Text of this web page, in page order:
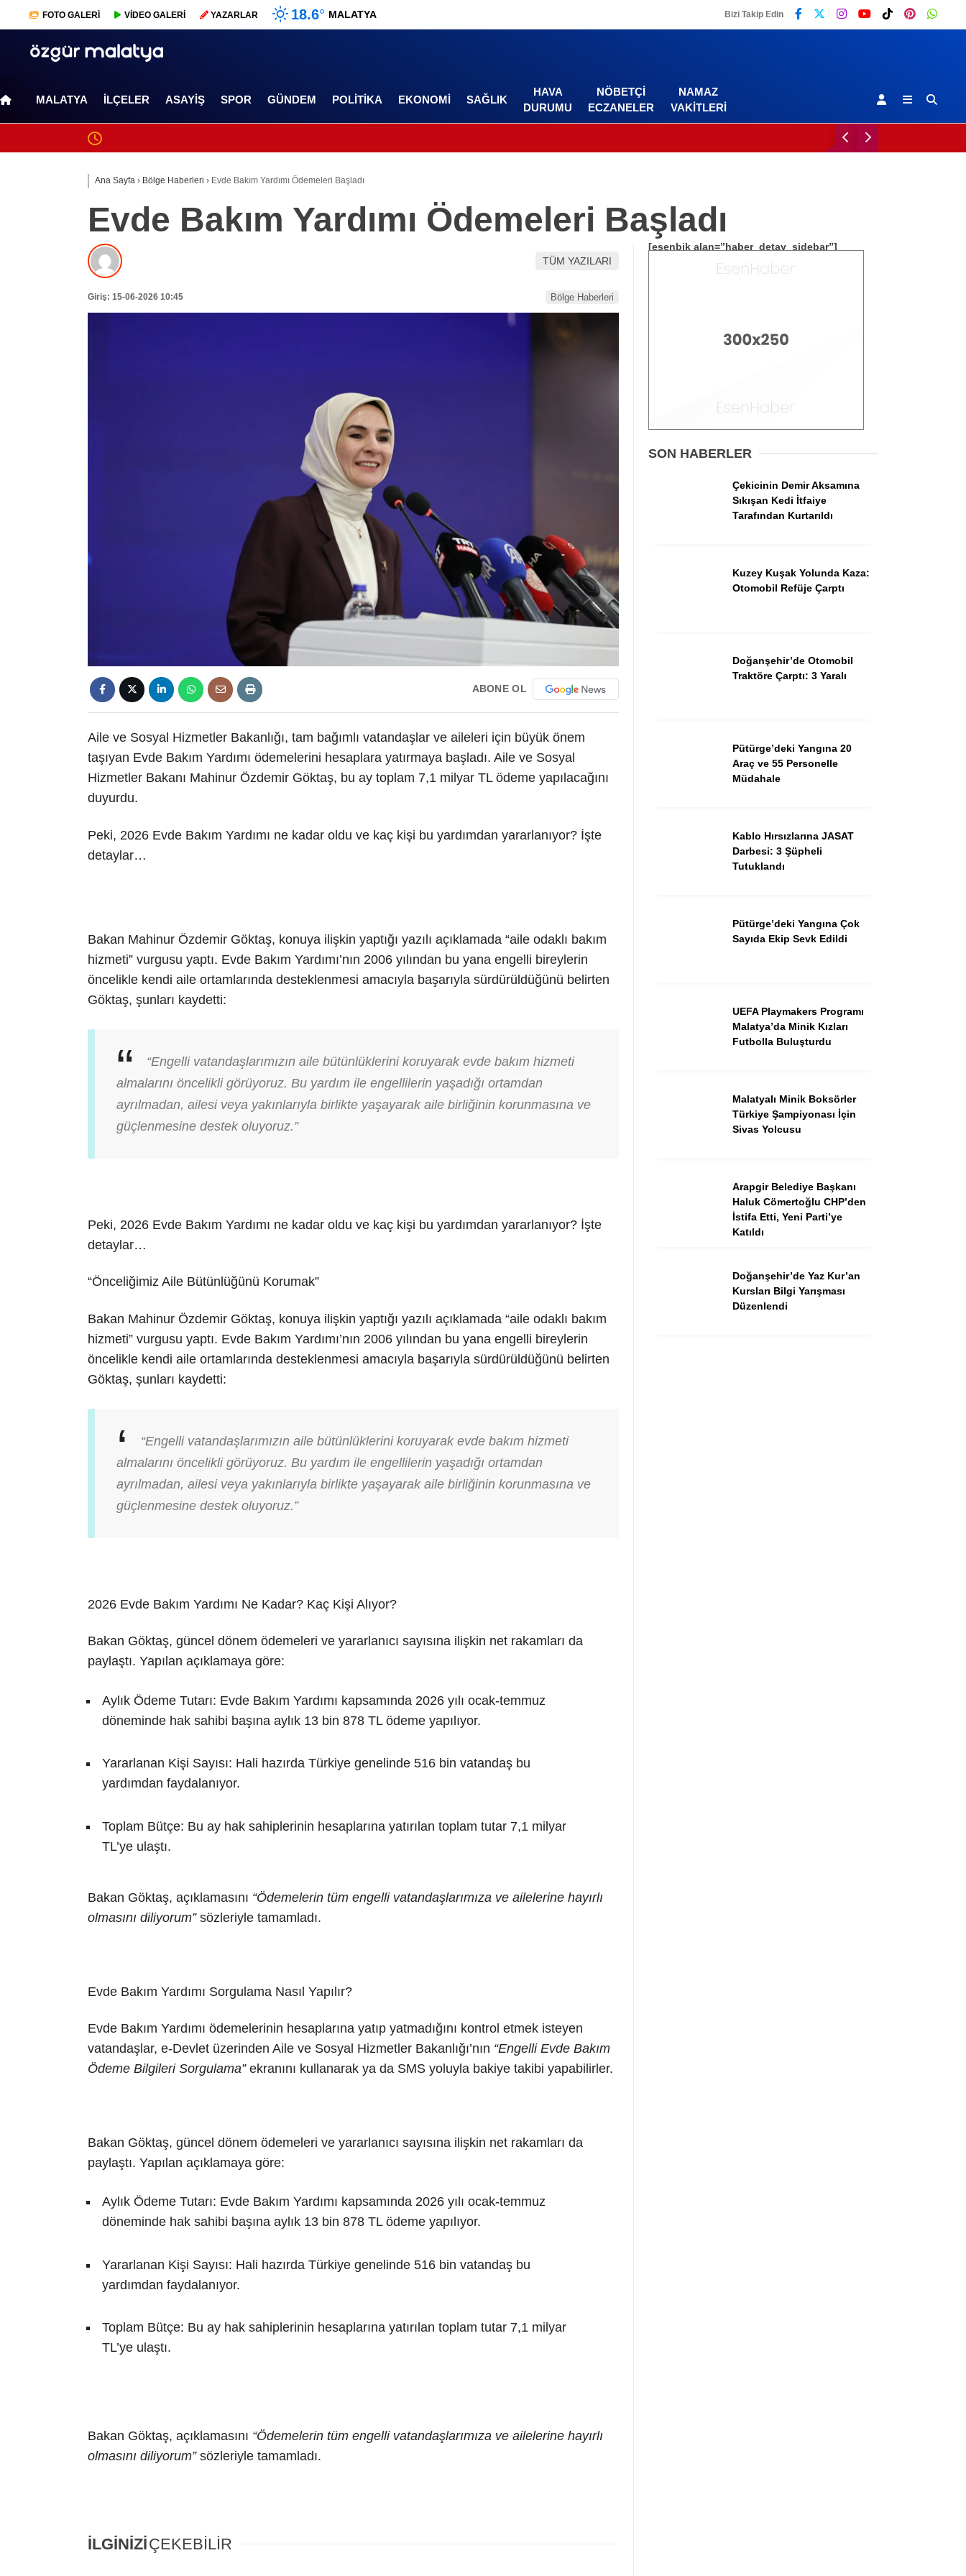
Sağlık
Pinterest
FOTO GALERİ VİDEO GALERİ YAZARLAR 18.6° MALATYA Bizi Takip Edin
MALATYA İLÇELER ASAYIŞ SPOR GÜNDEM POLITIKA EKONOMI SAĞLIK
HAVA
DURUMU
NÖBETÇI
ECZANELER
NAMAZ
VAKITLERI
Ana Sayfa › Bölge Haberleri › Evde Bakım Yardımı Ödemeleri Başladı
Evde Bakım Yardımı Ödemeleri Başladı
TÜM YAZILARI
Giriş: 15-06-2026 10:45 Bölge Haberleri
ABONE OL
Aile ve Sosyal Hizmetler Bakanlığı, tam bağımlı vatandaşlar ve aileleri için büyük önem
taşıyan Evde Bakım Yardımı ödemelerini hesaplara yatırmaya başladı. Aile ve Sosyal
Hizmetler Bakanı Mahinur Özdemir Göktaş, bu ay toplam 7,1 milyar TL ödeme yapılacağını
duyurdu.
Peki, 2026 Evde Bakım Yardımı ne kadar oldu ve kaç kişi bu yardımdan yararlanıyor? İşte
detaylar…
Bakan Mahinur Özdemir Göktaş, konuya ilişkin yaptığı yazılı açıklamada “aile odaklı bakım
hizmeti” vurgusu yaptı. Evde Bakım Yardımı’nın 2006 yılından bu yana engelli bireylerin
öncelikle kendi aile ortamlarında desteklenmesi amacıyla başarıyla sürdürüldüğünü belirten
Göktaş, şunları kaydetti:
“Engelli vatandaşlarımızın aile bütünlüklerini koruyarak evde bakım hizmeti
almalarını öncelikli görüyoruz. Bu yardım ile engellilerin yaşadığı ortamdan
ayrılmadan, ailesi veya yakınlarıyla birlikte yaşayarak aile birliğinin korunmasına ve
güçlenmesine destek oluyoruz.”
Peki, 2026 Evde Bakım Yardımı ne kadar oldu ve kaç kişi bu yardımdan yararlanıyor? İşte
detaylar…
“Önceliğimiz Aile Bütünlüğünü Korumak”
Bakan Mahinur Özdemir Göktaş, konuya ilişkin yaptığı yazılı açıklamada “aile odaklı bakım
hizmeti” vurgusu yaptı. Evde Bakım Yardımı’nın 2006 yılından bu yana engelli bireylerin
öncelikle kendi aile ortamlarında desteklenmesi amacıyla başarıyla sürdürüldüğünü belirten
Göktaş, şunları kaydetti:
“Engelli vatandaşlarımızın aile bütünlüklerini koruyarak evde bakım hizmeti
almalarını öncelikli görüyoruz. Bu yardım ile engellilerin yaşadığı ortamdan
ayrılmadan, ailesi veya yakınlarıyla birlikte yaşayarak aile birliğinin korunmasına ve
güçlenmesine destek oluyoruz.”
2026 Evde Bakım Yardımı Ne Kadar? Kaç Kişi Alıyor?
Bakan Göktaş, güncel dönem ödemeleri ve yararlanıcı sayısına ilişkin net rakamları da
paylaştı. Yapılan açıklamaya göre:
Aylık Ödeme Tutarı: Evde Bakım Yardımı kapsamında 2026 yılı ocak-temmuz
döneminde hak sahibi başına aylık 13 bin 878 TL ödeme yapılıyor.
Yararlanan Kişi Sayısı: Hali hazırda Türkiye genelinde 516 bin vatandaş bu
yardımdan faydalanıyor.
Toplam Bütçe: Bu ay hak sahiplerinin hesaplarına yatırılan toplam tutar 7,1 milyar
TL’ye ulaştı.
Bakan Göktaş, açıklamasını “Ödemelerin tüm engelli vatandaşlarımıza ve ailelerine hayırlı
olmasını diliyorum”sözleriyle tamamladı.
Evde Bakım Yardımı Sorgulama Nasıl Yapılır?
Evde Bakım Yardımı ödemelerinin hesaplarına yatıp yatmadığını kontrol etmek isteyen
vatandaşlar, e-Devlet üzerinden Aile ve Sosyal Hizmetler Bakanlığı’nın “Engelli Evde Bakım
Ödeme Bilgileri Sorgulama”ekranını kullanarak ya da SMS yoluyla bakiye takibi yapabilirler.
Bakan Göktaş, güncel dönem ödemeleri ve yararlanıcı sayısına ilişkin net rakamları da
paylaştı. Yapılan açıklamaya göre:
Aylık Ödeme Tutarı: Evde Bakım Yardımı kapsamında 2026 yılı ocak-temmuz
döneminde hak sahibi başına aylık 13 bin 878 TL ödeme yapılıyor.
Yararlanan Kişi Sayısı: Hali hazırda Türkiye genelinde 516 bin vatandaş bu
yardımdan faydalanıyor.
Toplam Bütçe: Bu ay hak sahiplerinin hesaplarına yatırılan toplam tutar 7,1 milyar
TL’ye ulaştı.
Bakan Göktaş, açıklamasını “Ödemelerin tüm engelli vatandaşlarımıza ve ailelerine hayırlı
olmasını diliyorum”sözleriyle tamamladı.
İLGİNİZİÇEKEBİLİR
[esenbik alan=”haber_detay_sidebar”]
SON HABERLER
Çekicinin Demir Aksamına
Sıkışan Kedi İtfaiye
Tarafından Kurtarıldı
Kuzey Kuşak Yolunda Kaza:
Otomobil Refüje Çarptı
Doğanşehir’de Otomobil
Traktöre Çarptı: 3 Yaralı
Pütürge’deki Yangına 20
Araç ve 55 Personelle
Müdahale
Kablo Hırsızlarına JASAT
Darbesi: 3 Şüpheli
Tutuklandı
Pütürge’deki Yangına Çok
Sayıda Ekip Sevk Edildi
UEFA Playmakers Programı
Malatya’da Minik Kızları
Futbolla Buluşturdu
Malatyalı Minik Boksörler
Türkiye Şampiyonası İçin
Sivas Yolcusu
Arapgir Belediye Başkanı
Haluk Cömertoğlu CHP’den
İstifa Etti, Yeni Parti’ye
Katıldı
Doğanşehir’de Yaz Kur’an
Kursları Bilgi Yarışması
Düzenlendi